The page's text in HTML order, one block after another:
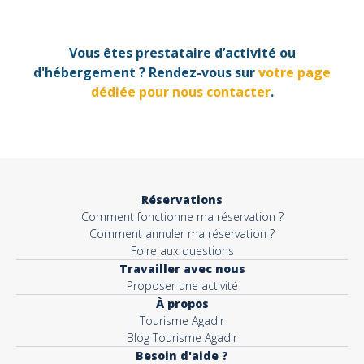
Votre email*
Vous êtes prestataire d’activité ou
d'hébergement ? Rendez-vous survotre page
dédiée pour nous contacter.
Réservations
Comment fonctionne ma réservation ?
Comment annuler ma réservation ?
Foire aux questions
Travailler avec nous
Proposer une activité
À propos
Tourisme Agadir
Blog Tourisme Agadir
Besoin d'aide ?